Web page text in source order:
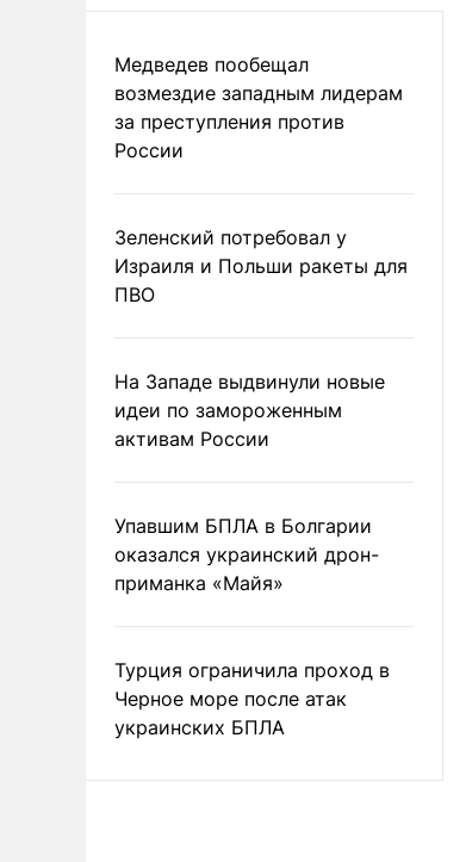
Медведев пообещал
возмездие западным лидерам
за преступления против
России
Зеленский потребовал у
Израиля и Польши ракеты для
ПВО
На Западе выдвинули новые
идеи по замороженным
активам России
Упавшим БПЛА в Болгарии
оказался украинский дрон-
приманка «Майя»
Турция ограничила проход в
Черное море после атак
украинских БПЛА